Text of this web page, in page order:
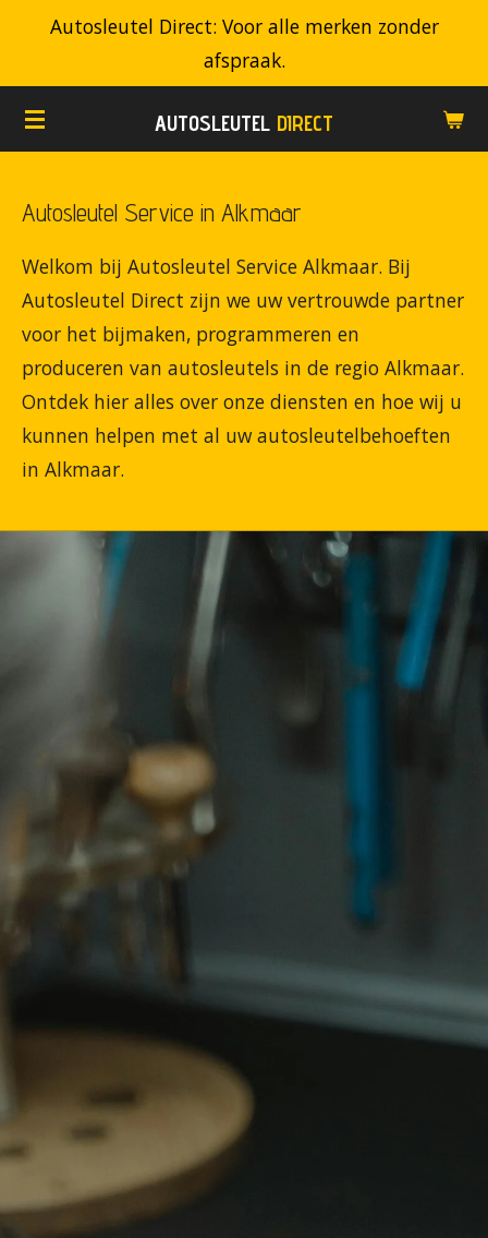
de
AUTOSLEUTEL DIRECT
Autosleutel Direct: Voor alle merken zonder
afspraak.
Autosleutel Service in Alkmaar
Welkom bij Autosleutel Service Alkmaar. Bij
Autosleutel Direct zijn we uw vertrouwde partner
voor het bijmaken, programmeren en
produceren van autosleutels in de regio Alkmaar.
Ontdek hier alles over onze diensten en hoe wij u
kunnen helpen met al uw autosleutelbehoeften
in Alkmaar.